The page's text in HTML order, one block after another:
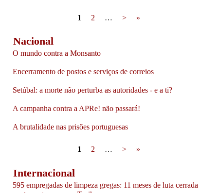
1 2 … > »
Nacional
O mundo contra a Monsanto
Encerramento de postos e serviços de correios
Setúbal: a morte não perturba as autoridades - e a ti?
A campanha contra a APRe! não passará!
A brutalidade nas prisões portuguesas
1 2 … > »
Internacional
595 empregadas de limpeza gregas: 11 meses de luta cerrada